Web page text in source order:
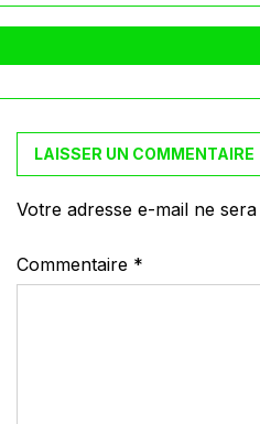
LAISSER UN COMMENTAIRE
Votre adresse e-mail ne
Commentaire *